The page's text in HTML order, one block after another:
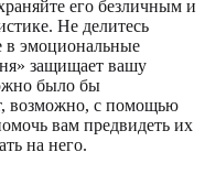
его безличным и
Не делитесь
в эмоциональные
защищает вашу
было бы
возможно, с помощью
вам предвидеть их
на него.